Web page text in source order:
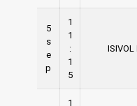
5
s
e
p
1
1
:
1
5
ISIVOL
1